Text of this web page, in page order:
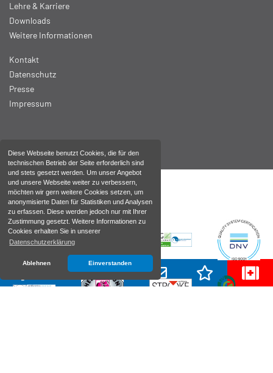
Diese Webseite benutzt Cookies, die für den
technischen Betrieb der Seite erforderlich sind
und stets gesetzt werden. Um unser Angebot
und unsere Webseite weiter zu verbessern,
möchten wir gern weitere Cookies setzen, um
anonymisierte Daten für Statistiken und Analysen
zu erfassen. Diese werden jedoch nur mit Ihrer
Zustimmung gesetzt. Weitere Informationen zu
Cookies erhalten Sie in unserer
Datenschutzerklärung
Ablehnen Einverstanden
Lehre & Karriere
Downloads
Weitere Informationen
Kontakt
Datenschutz
Presse
Impressum